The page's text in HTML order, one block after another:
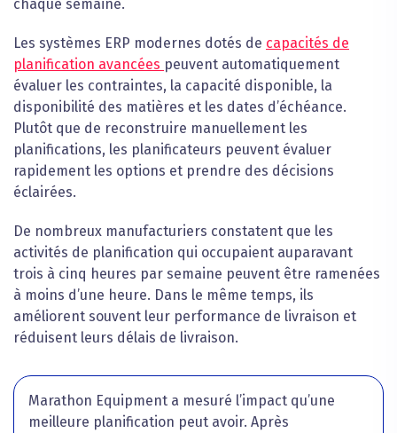
chaque semaine.
Les systèmes ERP modernes dotés de capacités de
planification avancées peuvent automatiquement
évaluer les contraintes, la capacité disponible, la
disponibilité des matières et les dates d’échéance.
Plutôt que de reconstruire manuellement les
planifications, les planificateurs peuvent évaluer
rapidement les options et prendre des décisions
éclairées.
De nombreux manufacturiers constatent que les
activités de planification qui occupaient auparavant
trois à cinq heures par semaine peuvent être ramenées
à moins d’une heure. Dans le même temps, ils
améliorent souvent leur performance de livraison et
réduisent leurs délais de livraison.
Marathon Equipment a mesuré l’impact qu’une
meilleure planification peut avoir. Après